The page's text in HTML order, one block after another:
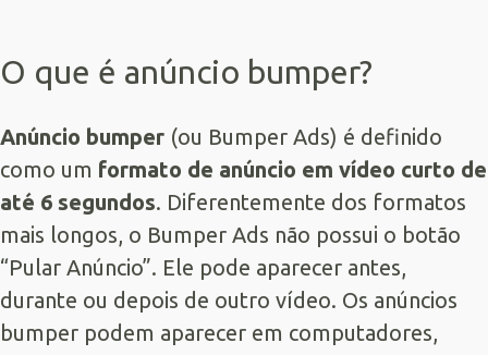
O que é anúncio bumper?
Anúncio bumper (ou Bumper Ads) é definido
como um formato de anúncio em vídeo curto de
até 6 segundos. Diferentemente dos formatos
mais longos, o Bumper Ads não possui o botão
“Pular Anúncio”. Ele pode aparecer antes,
durante ou depois de outro vídeo. Os anúncios
bumper podem aparecer em computadores,